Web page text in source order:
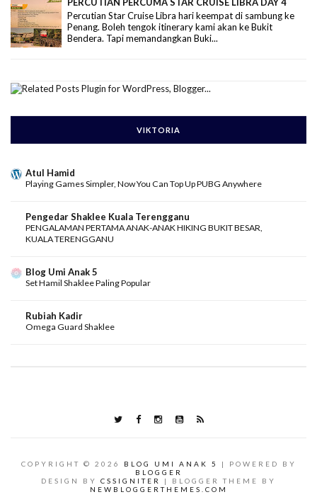
Percutian Star Cruise Libra hari keempat di sambung ke
Penang. Boleh tengok itinerary kami akan ke Bukit
Bendera. Tapi memandangkan Buki...
VIKTORIA
Atul Hamid
Playing Games Simpler, Now You Can Top Up PUBG Anywhere
Pengedar Shaklee Kuala Terengganu
PENGALAMAN PERTAMA ANAK-ANAK HIKING BUKIT BESAR,
KUALA TERENGGANU
Blog Umi Anak 5
Set Hamil Shaklee Paling Popular
Rubiah Kadir
Omega Guard Shaklee
COPYRIGHT © 2026 BLOG UMI ANAK 5
| POWERED BY
BLOGGER
DESIGN BY CSSIGNITER
| BLOGGER THEME BY
NEWBLOGGERTHEMES.COM